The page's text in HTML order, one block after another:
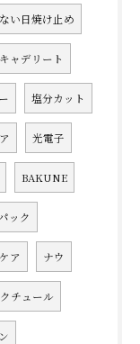
い日焼け止め
キャデリート
塩分カット
光電子
BAKUNE
ック
ア ナウ
チュール